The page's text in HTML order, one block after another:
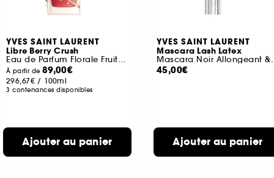
YVES SAINT LAURENT
Libre Berry Crush
Eau de Parfum Florale Fruitée pour femme
À partir de 89,00€
296,67€ / 100ml
3 contenances disponibles
Ajouter au panier
YVES SAINT LAURENT
Mascara Lash Latex
45,00€
Ajouter au panier